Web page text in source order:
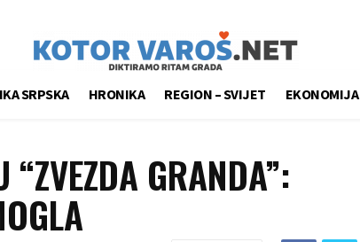
SRPSKA HRONIKA REGION – SVIJET EKONOMIJA
GRANDA”: